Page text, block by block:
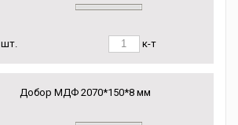
шт. к-т
Добор МДФ 2070*150*8 мм